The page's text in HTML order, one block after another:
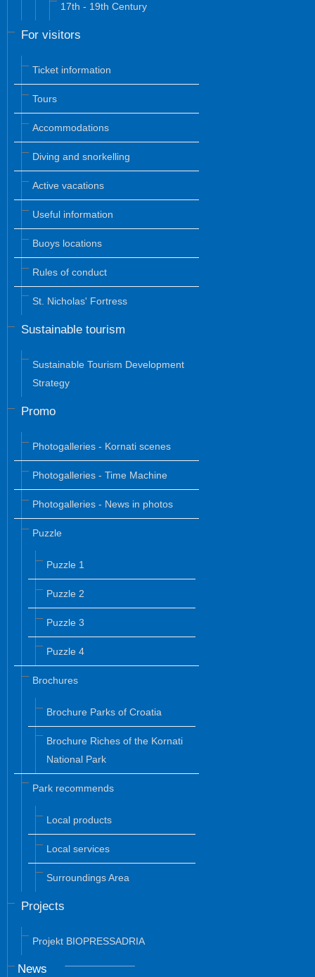
17th - 19th Century
For visitors
Ticket information
Tours
Accommodations
Diving and snorkelling
Active vacations
Useful information
Buoys locations
Rules of conduct
St. Nicholas' Fortress
Sustainable tourism
Sustainable Tourism Development
Strategy
Promo
Photogalleries - Kornati scenes
Photogalleries - Time Machine
Photogalleries - News in photos
Puzzle
Puzzle 1
Puzzle 2
Puzzle 3
Puzzle 4
Brochures
Brochure Parks of Croatia
Brochure Riches of the Kornati
National Park
Park recommends
Local products
Local services
Surroundings Area
Projects
Projekt BIOPRESSADRIA
News